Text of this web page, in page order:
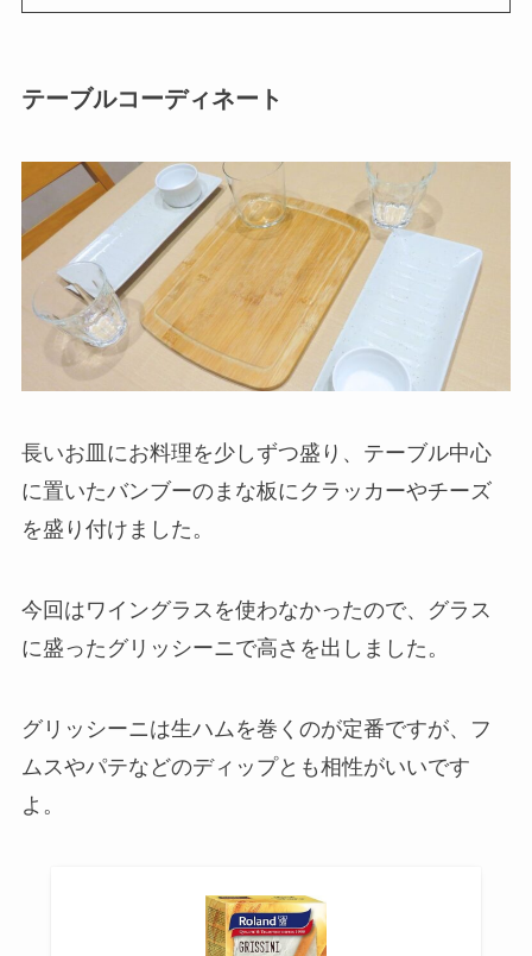
テーブルコーディネート
長いお皿にお料理を少しずつ盛り、テーブル中心
に置いたバンブーのまな板にクラッカーやチーズ
を盛り付けました。
今回はワイングラスを使わなかったので、グラス
に盛ったグリッシーニで高さを出しました。
グリッシーニは生ハムを巻くのが定番ですが、フ
ムスやパテなどのディップとも相性がいいです
よ。